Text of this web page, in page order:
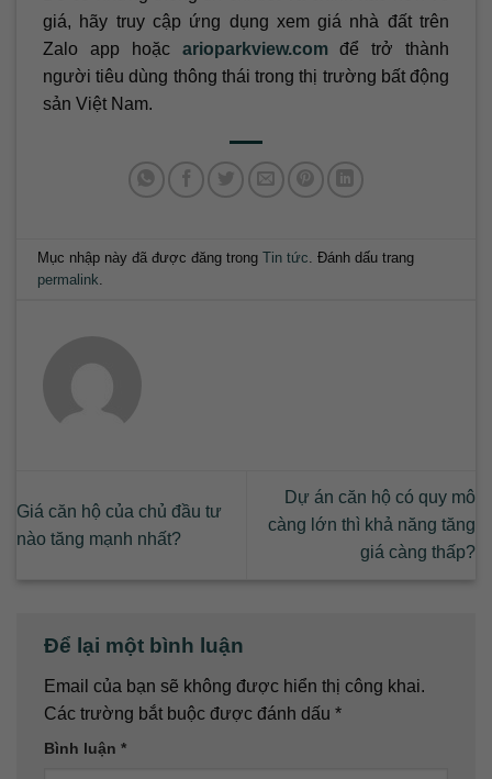
giá, hãy truy cập ứng dụng xem giá nhà đất trên
Zalo app hoặc arioparkview.com để trở thành
người tiêu dùng thông thái trong thị trường bất động
sản Việt Nam.
Mục nhập này đã được đăng trongTin tức . Đánh dấu trang
permalink
Giá căn hộ của chủ đầu tư
nào tăng mạnh nhất?
Dự án căn hộ có quy mô
càng lớn thì khả năng tăng
giá càng thấp?
Để lại một bình luận
Email của bạn sẽ không được hiển thị công khai.
Các trường bắt buộc được đánh dấu *
Bình luận *